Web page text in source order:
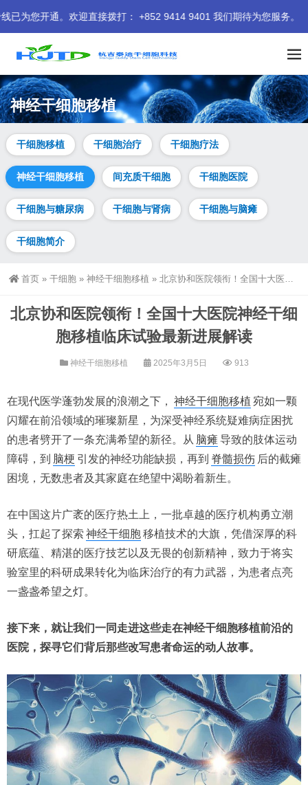
。欢迎直接拨打： +852 9414 9401 我们期待为您服务。
神经干细胞移植
干细胞移植 干细胞治疗 干细胞疗法
神经干细胞移植 间充质干细胞 干细胞医院
干细胞与糖尿病 干细胞与肾病 干细胞与脑瘫
干细胞简介
首页 » 干细胞 » 神经干细胞移植 » 北京协和医院领衔！全国十大医院神经干细胞移植临床试验最新进展解读
北京协和医院领衔！全国十大医院神经干细
胞移植临床试验最新进展解读
神经干细胞移植 2025年3月5日 913
在现代医学蓬勃发展的浪潮之下， 神经干细胞移植 宛如一颗
闪耀在前沿领域的璀璨新星，为深受神经系统疑难病症困扰
的患者劈开了一条充满希望的新径。从 脑瘫 导致的肢体运动
障碍，到 脑梗 引发的神经功能缺损，再到 脊髓损伤 后的截瘫
困境，无数患者及其家庭在绝望中渴盼着新生。
在中国这片广袤的医疗热土上，一批卓越的医疗机构勇立潮
头，扛起了探索 神经干细胞移植技术的大旗，凭借深厚的科
研底蕴、精湛的医疗技艺以及无畏的创新精神，致力于将实
验室里的科研成果转化为临床治疗的有力武器，为患者点亮
一盏盏希望之灯。
接下来，就让我们一同走进这些走在神经干细胞移植前沿的
医院，探寻它们背后那些改写患者命运的动人故事。